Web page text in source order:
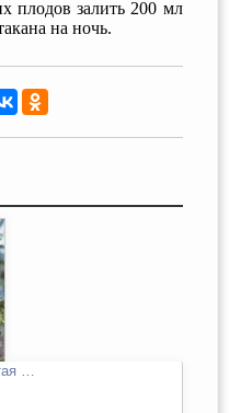
плодов залить 200 мл
на ночь.
…